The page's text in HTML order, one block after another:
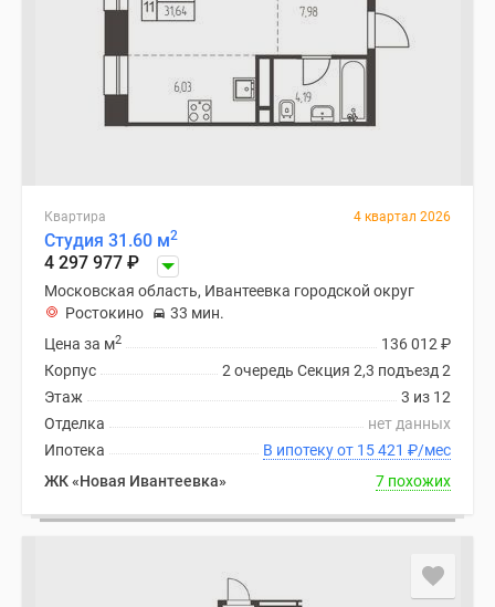
Квартира 4 квартал 2026
Студия 31.60 м2
4 297 977 ₽
Московская область, Ивантеевка городской округ
Ростокино
33 мин.
136 012 ₽
Цена за м2
2 очередь Секция 2,3 подъезд 2
Корпус
3 из 12
Этаж
нет данных
Отделка
В ипотеку от 15 421 ₽/мес
Ипотека
ЖК «Новая Ивантеевка»
7 похожих